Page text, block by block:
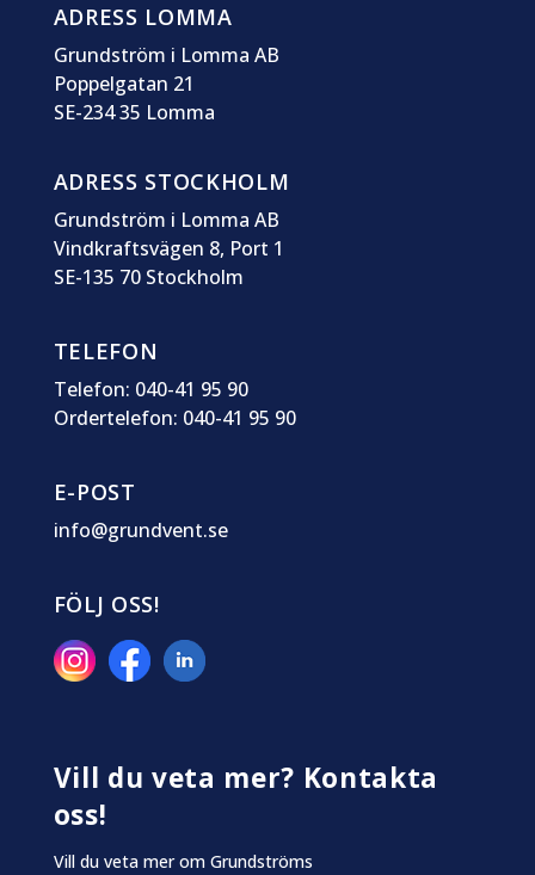
ADRESS LOMMA
Grundström i Lomma AB
Poppelgatan 21
SE-234 35 Lomma
ADRESS STOCKHOLM
Grundström i Lomma AB
Vindkraftsvägen 8, Port 1
SE-135 70 Stockholm
TELEFON
Telefon: 040-41 95 90
Ordertelefon: 040-41 95 90
E-POST
info@grundvent.se
FÖLJ OSS!
Vill du veta mer? Kontakta
oss!
Vill du veta mer om Grundströms